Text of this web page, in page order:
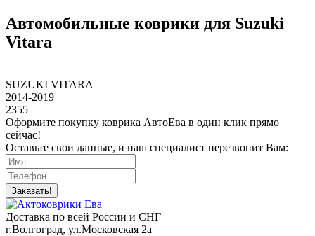
Автомобильные коврики для Suzuki
Vitara
SUZUKI VITARA
2014-2019
2355
Оформите покупку коврика АвтоЕва в один клик прямо
сейчас!
Оставьте свои данные, и наш специалист перезвонит Вам:
Заказать!
Доставка по всей России и СНГ
г.Волгоград, ул.Московская 2а